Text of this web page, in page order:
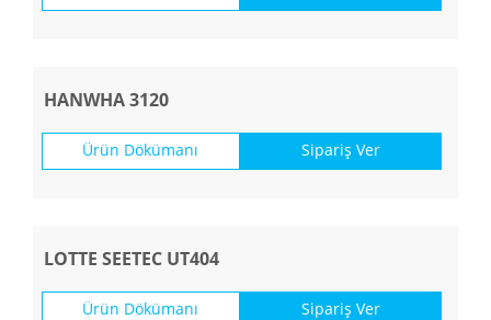
HANWHA 3120
Ürün Dökümanı Sipariş Ver
LOTTE SEETEC UT404
Ürün Dökümanı Sipariş Ver